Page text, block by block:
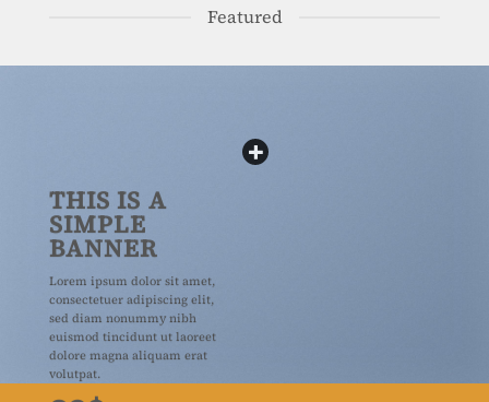
Featured
THIS IS A
SIMPLE
BANNER
Lorem ipsum dolor sit amet,
consectetuer adipiscing elit,
sed diam nonummy nibh
euismod tincidunt ut laoreet
dolore magna aliquam erat
volutpat.